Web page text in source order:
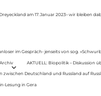
am 17.Januar 2023– wir bleiben
im Gespräch- jenseits von sog.
Archiv AKTUELL: Biopolitik – Diskussion
Deutschland und Russland auf
Lesung in Gera